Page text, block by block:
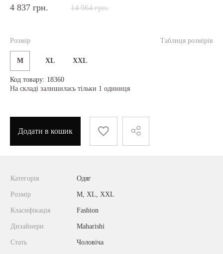
4 837 грн. 14 964 грн.
Таблиця розмірів
Розмір
M XL XXL
Код товару: 18360
На складі залишилась тільки 1 одиниця
Додати в кошик
Категорія Одяг
Розмір M, XL, XXL
Класифікація Fashion
Дизайнери Maharishi
Стать Чоловіча